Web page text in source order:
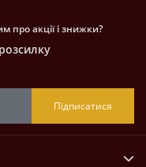
про акції і знижки?
Підписатися